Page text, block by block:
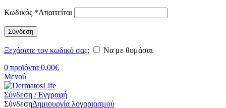
Κωδικός *Απαιτείται
Σύνδεση
Ξεχάσατε τον κωδικό σας;
Να με θυμάσαι
0 προϊόντα 0,00€
Μενού
Σύνδεση / Εγγραφή
ΣύνδεσηΔημιουργία λογαριασμού